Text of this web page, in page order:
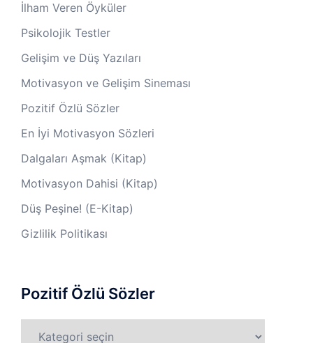
İlham Veren Öyküler
Psikolojik Testler
Gelişim ve Düş Yazıları
Motivasyon ve Gelişim Sineması
Pozitif Özlü Sözler
En İyi Motivasyon Sözleri
Dalgaları Aşmak (Kitap)
Motivasyon Dahisi (Kitap)
Düş Peşine! (E-Kitap)
Gizlilik Politikası
Pozitif Özlü Sözler